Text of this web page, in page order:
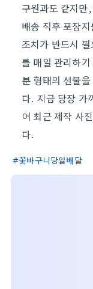
구원과도 같지만
배송 직후 포장
조치가 반드시
를 매일 관리하
분 형태의 선물
다. 지금 당장 가
여 최근 제작 사
다.
꽃바구니당일배달